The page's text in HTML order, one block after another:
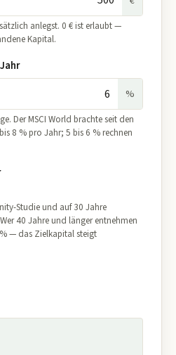
anlegst. 0 € ist erlaubt —
Kapital.
%
Der MSCI World brachte seit den
8 % pro Jahr; 5 bis 6 % rechnen
Studie und auf 30 Jahre
— das Zielkapital steigt